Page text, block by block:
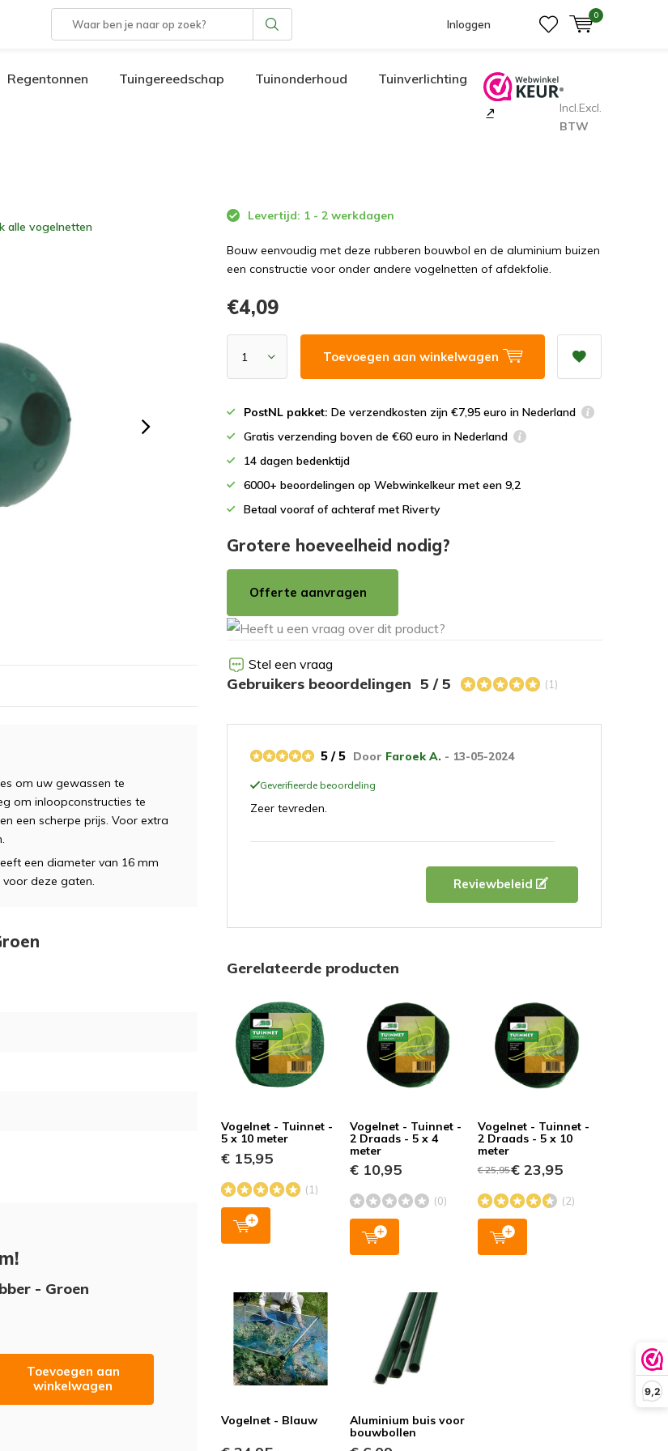
9,2
Inloggen
0
Regentonnen Tuingereedschap Tuinonderhoud Tuinverlichting
Incl.Excl.
BTW
alle vogelnetten
Levertijd: 1 - 2 werkdagen
Bouw eenvoudig met deze rubberen bouwbol en de aluminium buizen
een constructie voor onder andere vogelnetten of afdekfolie.
€4,09
Toevoegen aan winkelwagen
PostNL pakket: De verzendkosten zijn €7,95 euro in Nederland
Gratis verzending boven de €60 euro in Nederland
14 dagen bedenktijd
6000+ beoordelingen op Webwinkelkeur met een 9,2
Betaal vooraf of achteraf met Riverty
Grotere hoeveelheid nodig?
Offerte aanvragen
Stel een vraag
om uw gewassen te
om inloopconstructies te
een scherpe prijs. Voor extra
een diameter van 16 mm
voor deze gaten.
- Groen
Toevoegen aan
winkelwagen
Gebruikers beoordelingen 5 / 5 (1)
Door Faroek A. - 13-05-2024
Geverifieerde beoordeling
5 / 5
Zeer tevreden.
Reviewbeleid
Gerelateerde producten
Vogelnet - Tuinnet -
5 x 10 meter
€ 15,95
(1)
Vogelnet - Tuinnet -
2 Draads - 5 x 4
meter
€ 10,95
(0)
Vogelnet - Tuinnet -
2 Draads - 5 x 10
meter
€ 25,95€ 23,95
(2)
Vogelnet - Blauw
Aluminium buis voor
bouwbollen